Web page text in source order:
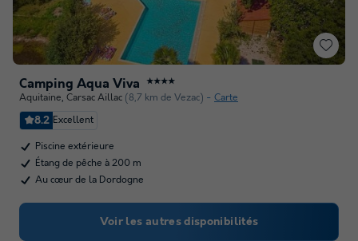
Camping Aqua Viva ★★★★
Aquitaine, Carsac Aillac (8,7 km de Vezac) Carte
8.2 Excellent
Piscine extérieure
Étang de pêche à 200 m
Au cœur de la Dordogne
Voir les autres disponibilités